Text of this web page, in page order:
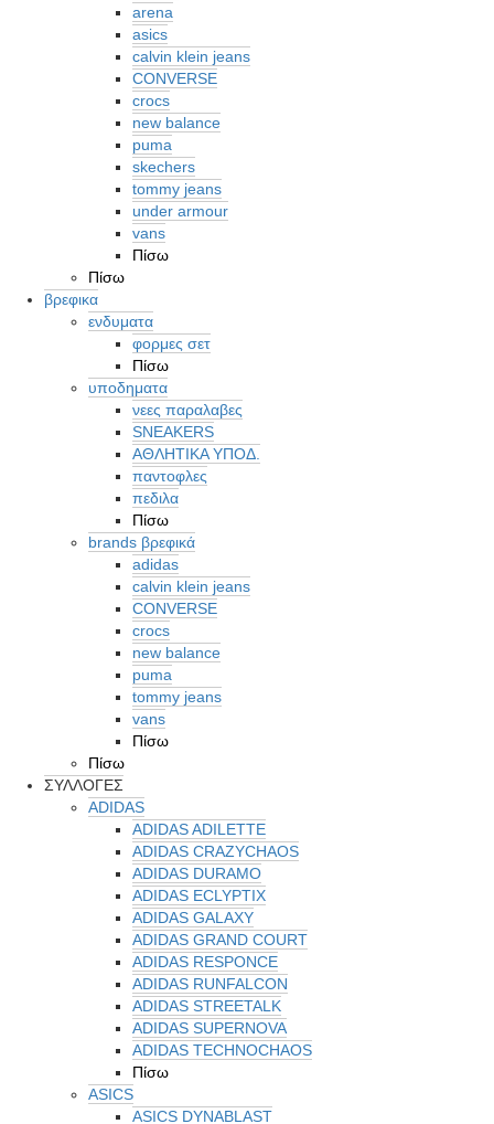
arena
asics
calvin klein jeans
CONVERSE
crocs
new balance
puma
skechers
tommy jeans
under armour
vans
Πίσω
Πίσω
βρεφικα
ενδυματα
φορμες σετ
Πίσω
υποδηματα
νεες παραλαβες
SNEAKERS
ΑΘΛΗΤΙΚΑ ΥΠΟΔ.
παντοφλες
πεδιλα
Πίσω
brands βρεφικά
adidas
calvin klein jeans
CONVERSE
crocs
new balance
puma
tommy jeans
vans
Πίσω
Πίσω
ΣΥΛΛΟΓΕΣ
ADIDAS
ADIDAS ADILETTE
ADIDAS CRAZYCHAOS
ADIDAS DURAMO
ADIDAS ECLYPTIX
ADIDAS GALAXY
ADIDAS GRAND COURT
ADIDAS RESPONCE
ADIDAS RUNFALCON
ADIDAS STREETALK
ADIDAS SUPERNOVA
ADIDAS TECHNOCHAOS
Πίσω
ASICS
ASICS DYNABLAST